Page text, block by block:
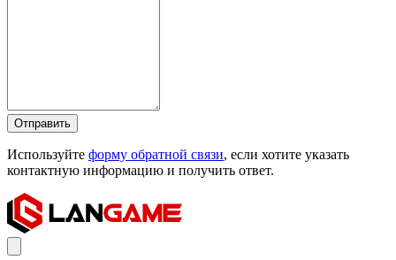
Отправить
Используйте форму обратной связи, если хотите указать
контактную информацию и получить ответ.